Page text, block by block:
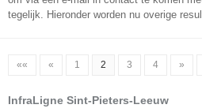
tegelijk. Hieronder worden nu overige
«« « 1 2 3 4 »
InfraLigne Sint-Pieters-Leeuw